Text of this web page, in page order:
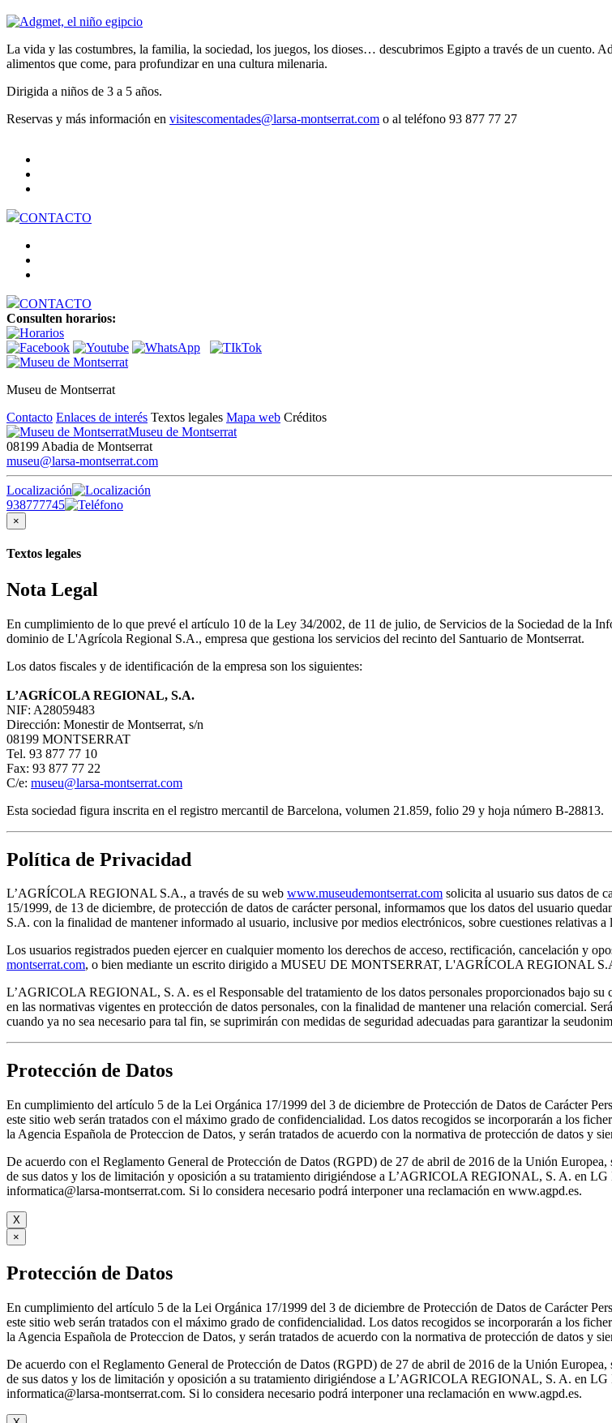
La vida y las costumbres, la familia, la sociedad, los juegos, los dioses… descubrimos Egipto a través de un cuento.
alimentos que come, para profundizar en una cultura milenaria.
Dirigida a niños de 3 a 5 años.
Reservas y más información en visitescomentades@larsa-montserrat.com o al teléfono 93 877 77 27
CONTACTO
CONTACTO
Consulten horarios:
Museu de Montserrat
Contacto Enlaces de interés Textos legales Mapa web Créditos
Museu de Montserrat
08199 Abadia de Montserrat
museu@larsa-montserrat.com
Localización
938777745
×
Textos legales
Nota Legal
En cumplimiento de lo que prevé el artículo 10 de la Ley 34/2002, de 11 de julio, de Servicios de la Sociedad de la
dominio de L'Agrícola Regional S.A., empresa que gestiona los servicios del recinto del Santuario de Montserrat.
Los datos fiscales y de identificación de la empresa son los siguientes:
L’AGRÍCOLA REGIONAL, S.A.
NIF: A28059483
Dirección: Monestir de Montserrat, s/n
08199 MONTSERRAT
Tel. 93 877 77 10
Fax: 93 877 77 22
C/e: museu@larsa-montserrat.com
Esta sociedad figura inscrita en el registro mercantil de Barcelona, volumen 21.859, folio 29 y hoja número B-28813.
Política de Privacidad
L’AGRÍCOLA REGIONAL S.A., a través de su web www.museudemontserrat.com solicita al usuario sus datos de
15/1999, de 13 de diciembre, de protección de datos de carácter personal, informamos que los datos del usuario
S.A. con la finalidad de mantener informado al usuario, inclusive por medios electrónicos, sobre cuestiones
Los usuarios registrados pueden ejercer en cualquier momento los derechos de acceso, rectificación, cancelación y
montserrat.com, o bien mediante un escrito dirigido a MUSEU DE MONTSERRAT, L'AGRÍCOLA REGIONAL
L’AGRICOLA REGIONAL, S. A. es el Responsable del tratamiento de los datos personales proporcionados bajo
en las normativas vigentes en protección de datos personales, con la finalidad de mantener una relación comercial.
cuando ya no sea necesario para tal fin, se suprimirán con medidas de seguridad adecuadas para garantizar la
Protección de Datos
En cumplimiento del artículo 5 de la Lei Orgánica 17/1999 del 3 de diciembre de Protección de Datos de Carácter
este sitio web serán tratados con el máximo grado de confidencialidad. Los datos recogidos se incorporarán a
la Agencia Española de Proteccion de Datos, y serán tratados de acuerdo con la normativa de protección de datos y
De acuerdo con el Reglamento General de Protección de Datos (RGPD) de 27 de abril de 2016 de la Unión
de sus datos y los de limitación y oposición a su tratamiento dirigiéndose a L’AGRICOLA REGIONAL, S. A.
informatica@larsa-montserrat.com. Si lo considera necesario podrá interponer una reclamación en www.agpd.es.
X
×
Protección de Datos
En cumplimiento del artículo 5 de la Lei Orgánica 17/1999 del 3 de diciembre de Protección de Datos de Carácter
este sitio web serán tratados con el máximo grado de confidencialidad. Los datos recogidos se incorporarán a
la Agencia Española de Proteccion de Datos, y serán tratados de acuerdo con la normativa de protección de datos y
De acuerdo con el Reglamento General de Protección de Datos (RGPD) de 27 de abril de 2016 de la Unión
de sus datos y los de limitación y oposición a su tratamiento dirigiéndose a L’AGRICOLA REGIONAL, S. A.
informatica@larsa-montserrat.com. Si lo considera necesario podrá interponer una reclamación en www.agpd.es.